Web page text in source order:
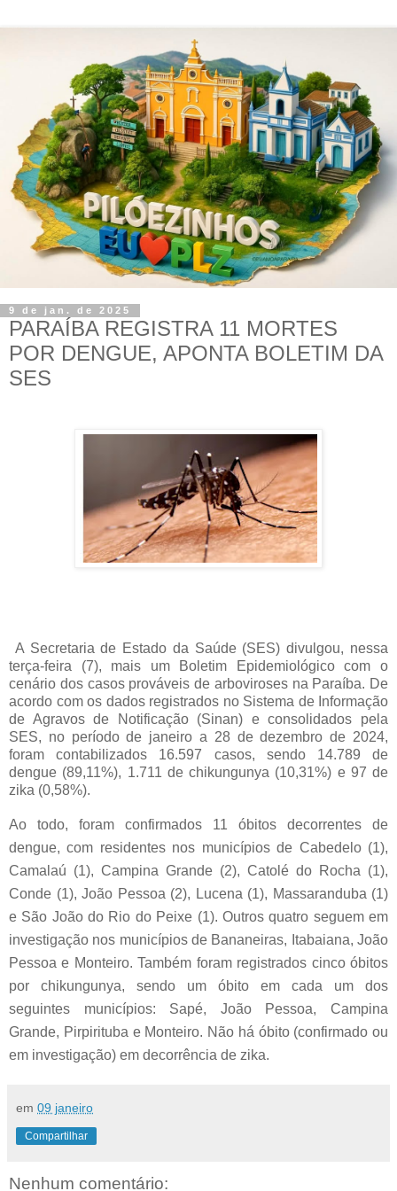
9 de jan. de 2025
PARAÍBA REGISTRA 11 MORTES
POR DENGUE, APONTA BOLETIM DA
SES
A Secretaria de Estado da Saúde (SES) divulgou, nessa
terça-feira (7), mais um Boletim Epidemiológico com o
cenário dos casos prováveis de arboviroses na Paraíba. De
acordo com os dados registrados no Sistema de Informação
de Agravos de Notificação (Sinan) e consolidados pela
SES, no período de janeiro a 28 de dezembro de 2024,
foram contabilizados 16.597 casos, sendo 14.789 de
dengue (89,11%), 1.711 de chikungunya (10,31%) e 97 de
zika (0,58%).
Ao todo, foram confirmados 11 óbitos decorrentes de
dengue, com residentes nos municípios de Cabedelo (1),
Camalaú (1), Campina Grande (2), Catolé do Rocha (1),
Conde (1), João Pessoa (2), Lucena (1), Massaranduba (1)
e São João do Rio do Peixe (1). Outros quatro seguem em
investigação nos municípios de Bananeiras, Itabaiana, João
Pessoa e Monteiro. Também foram registrados cinco óbitos
por chikungunya, sendo um óbito em cada um dos
seguintes municípios: Sapé, João Pessoa, Campina
Grande, Pirpirituba e Monteiro. Não há óbito (confirmado ou
em investigação) em decorrência de zika.
em 09 janeiro
Compartilhar
Nenhum comentário: